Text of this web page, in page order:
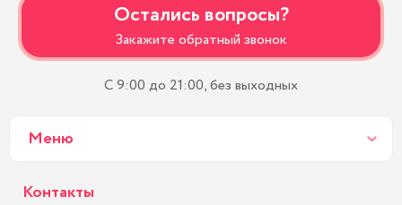
Остались вопросы?
Закажите обратный звонок
С 9:00 до 21:00, без выходных
Меню
Контакты